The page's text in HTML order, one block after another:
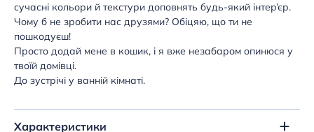
сучасні кольори й текстури доповнять будь-який інтер’єр.
Чому б не зробити нас друзями? Обіцяю, що ти не
пошкодуєш!
Просто додай мене в кошик, і я вже незабаром опинюся у
твоїй домівці.
До зустрічі у ванній кімнаті.
Характеристики